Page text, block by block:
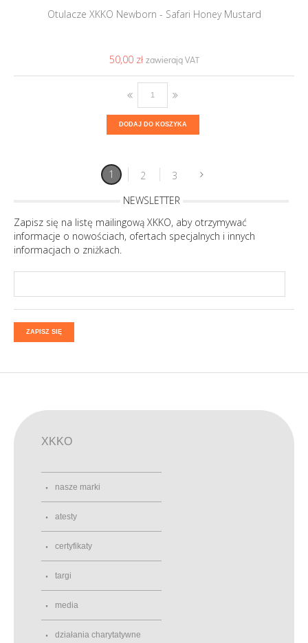
Otulacze XKKO Newborn - Safari Honey Mustard
50,00 ‎zł
DODAJ DO KOSZYKA
1 2
3
NEWSLETTER
Zapisz się na listę mailingową XKKO, aby otrzymywać
informacje o nowościach, ofertach specjalnych i innych
informacjach o zniżkach.
ZAPISZ SIĘ
XKKO
nasze marki
atesty
certyfikaty
targi
media
działania charytatywne